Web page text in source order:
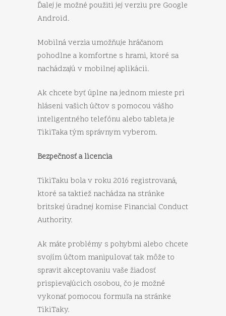
Ďalej je možné použiti jej verziu pre Google
Android.
Mobilná verzia umožňuje hráčanom
pohodlne a komfortne s hrami, ktoré sa
nachádzajú v mobilnej aplikácii.
Ak chcete byť úplne na jednom mieste pri
hláseni vašich účtov s pomocou vášho
inteligentného telefónu alebo tableta je
TikiTaka tým správnym vyberom.
Bezpečnosť a licencia
TikiTaku bola v roku 2016 registrovaná,
ktoré sa taktiež nachádza na stránke
britskej úradnej komise Financial Conduct
Authority.
Ak máte problémy s pohybmi alebo chcete
svojím účtom manipulovať tak môže to
spravit akceptovaniu vaše žiadosť
prispievajúcich osobou, čo je možné
vykonať pomocou formuľa na stránke
TikiTaky.